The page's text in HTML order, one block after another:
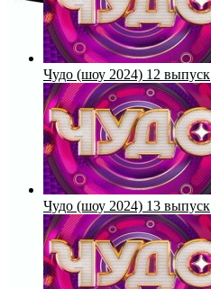
Чудо (шоу 2024) 12 выпуск
Чудо (шоу 2024) 13 выпуск